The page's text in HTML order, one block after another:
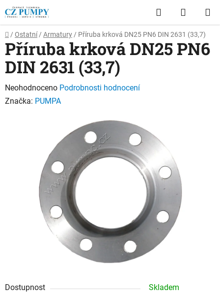
Přejít
na
obsah
Hledat
KOŠÍK
Domů
/ Ostatní / Armatury / Příruba krková DN25 PN6 DIN 2631 (33,7)
Dostupnost
Skladem
Příruba krková DN25 PN6
DIN 2631 (33,7)
Průměrné
hodnocení
hvězdiček.
Neohodnoceno Podrobnosti hodnocení
Značka: PUMPA